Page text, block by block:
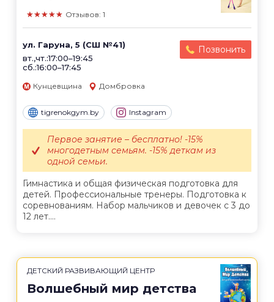
★★★★★ Отзывов: 1
ул. Гаруна, 5 (СШ №41)
вт.,чт.:17:00–19:45
сб.:16:00–17:45
Позвонить
Кунцевщина Домбровка
tigrenokgym.by Instagram
Гимнастика и общая физическая подготовка для
детей. Профессиональные тренеры. Подготовка к
соревнованиям. Набор мальчиков и девочек с 3 до
12 лет....
Первое занятие – бесплатно! -15%
многодетным семьям. -15% деткам из
одной семьи.
ДЕТСКИЙ РАЗВИВАЮЩИЙ ЦЕНТР
Волшебный мир детства